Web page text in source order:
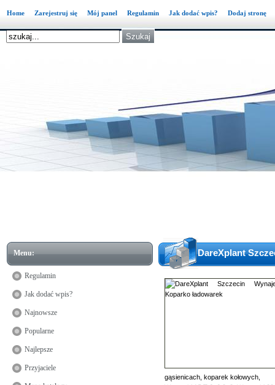
Home Zarejestruj się Mój panel Regulamin Jak dodać wpis? Dodaj stronę
Menu:
Regulamin
Jak dodać wpis?
Najnowsze
Popularne
Najlepsze
Przyjaciele
DareXplant
gąsienicach, koparek kołowych,